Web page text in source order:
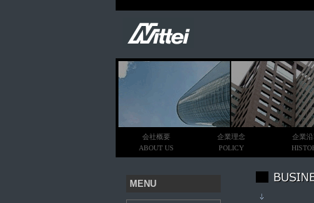
会社概要
ABOUT US
企業理念
POLICY
企業
MENU